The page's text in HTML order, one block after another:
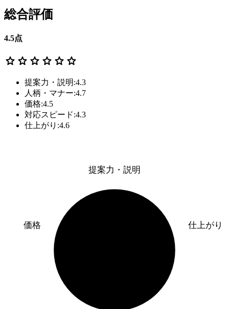
総合評価
4.5点
star star star star star star
提案力・説明:4.3
人柄・マナー:4.7
価格:4.5
対応スピード:4.3
仕上がり:4.6
提案力・説明
仕上がり
価格